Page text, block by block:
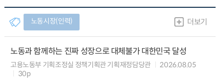
노동시장(인력) 더보기
노동과 함께하는 진짜 성장으로 대체불가 대한민국 달성
고용노동부 기획조정실 정책기획관 기획재정담당관
2026.08.05
30p